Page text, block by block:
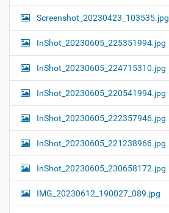
Screenshot_20230423_103535.jpg
InShot_20230605_225351994.jpg
InShot_20230605_224715310.jpg
InShot_20230605_220541994.jpg
InShot_20230605_222357946.jpg
InShot_20230605_221238966.jpg
InShot_20230605_230658172.jpg
IMG_20230612_190027_089.jpg